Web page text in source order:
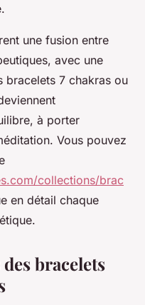
une fusion entre
avec une
bracelets 7 chakras ou
à porter
Vous pouvez
collections/brac
en détail chaque
bracelets